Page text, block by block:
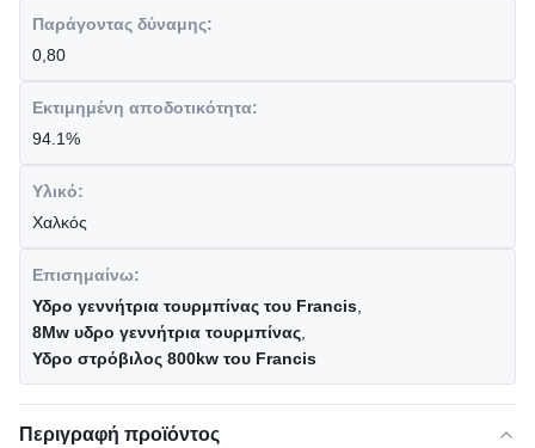
Παράγοντας δύναμης:
0,80
Εκτιμημένη αποδοτικότητα:
94.1%
Υλικό:
Χαλκός
Επισημαίνω:
Υδρο γεννήτρια τουρμπίνας του Francis
8Mw υδρο γεννήτρια τουρμπίνας
Υδρο στρόβιλος 800kw του Francis
Περιγραφή προϊόντος